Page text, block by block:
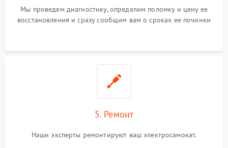
Мы проведем диагностику, определим поломку и цену ее
восстановления и сразу сообщим вам о сроках ее починки
5. Ремонт
Наши эксперты ремонтируют ваш электросамокат.